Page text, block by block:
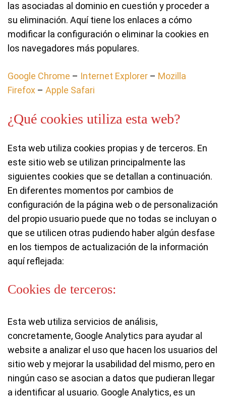
las asociadas al dominio en cuestión y proceder a
su eliminación. Aquí tiene los enlaces a cómo
modificar la configuración o eliminar la cookies en
los navegadores más populares.
Google Chrome – Internet Explorer – Mozilla
Firefox – Apple Safari
¿Qué cookies utiliza esta web?
Esta web utiliza cookies propias y de terceros. En
este sitio web se utilizan principalmente las
siguientes cookies que se detallan a continuación.
En diferentes momentos por cambios de
configuración de la página web o de personalización
del propio usuario puede que no todas se incluyan o
que se utilicen otras pudiendo haber algún desfase
en los tiempos de actualización de la información
aquí reflejada:
Cookies de terceros:
Esta web utiliza servicios de análisis,
concretamente, Google Analytics para ayudar al
website a analizar el uso que hacen los usuarios del
sitio web y mejorar la usabilidad del mismo, pero en
ningún caso se asocian a datos que pudieran llegar
a identificar al usuario. Google Analytics, es un